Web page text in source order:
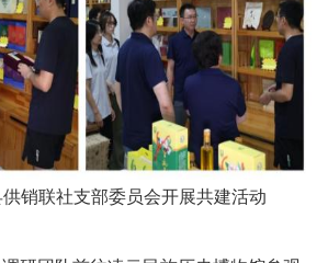
销联社支部委员会开展共建活动